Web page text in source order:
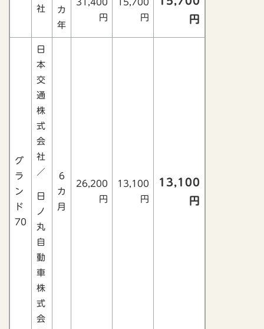
社
カ
年
31,400
円
15,700
円
円
グ
ラ
ン
ド
70
日
本
交
通
株
式
会
社
／
日
ノ
丸
自
動
車
株
式
会
6
カ
月
26,200
円
13,100
円
13,100
円